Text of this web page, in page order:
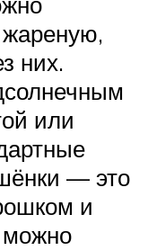
них.
или
— это
и
можно